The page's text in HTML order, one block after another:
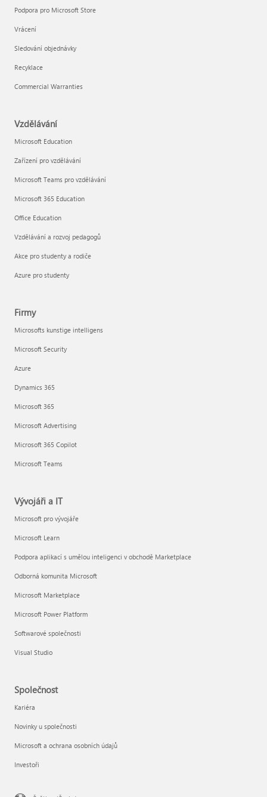
Podpora pro Microsoft Store
Vrácení
Sledování objednávky
Recyklace
Commercial Warranties
Vzdělávání
Microsoft Education
Zařízení pro vzdělávání
Microsoft Teams pro vzdělávání
Microsoft 365 Education
Office Education
Vzdělávání a rozvoj pedagogů
Akce pro studenty a rodiče
Azure pro studenty
Firmy
Microsofts kunstige intelligens
Microsoft Security
Azure
Dynamics 365
Microsoft 365
Microsoft Advertising
Microsoft 365 Copilot
Microsoft Teams
Vývojáři a IT
Microsoft pro vývojáře
Microsoft Learn
Podpora aplikací s umělou inteligenci v obchodě Marketplace
Odborná komunita Microsoft
Microsoft Marketplace
Microsoft Power Platform
Softwarové společnosti
Visual Studio
Společnost
Kariéra
Novinky u společnosti
Microsoft a ochrana osobních údajů
Investoři